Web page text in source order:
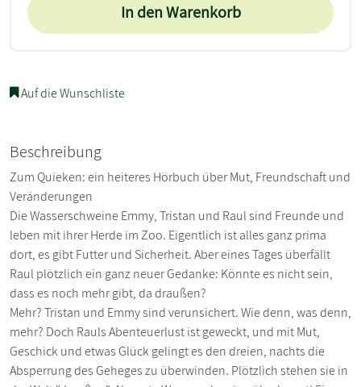
In den Warenkorb
Auf die Wunschliste
Beschreibung
Zum Quieken: ein heiteres Hörbuch über Mut, Freundschaft und
Veränderungen
Die Wasserschweine Emmy, Tristan und Raul sind Freunde und
leben mit ihrer Herde im Zoo. Eigentlich ist alles ganz prima
dort, es gibt Futter und Sicherheit. Aber eines Tages überfällt
Raul plötzlich ein ganz neuer Gedanke: Könnte es nicht sein,
dass es noch mehr gibt, da draußen?
Mehr? Tristan und Emmy sind verunsichert. Wie denn, was denn,
mehr? Doch Rauls Abenteuerlust ist geweckt, und mit Mut,
Geschick und etwas Glück gelingt es den dreien, nachts die
Absperrung des Geheges zu überwinden. Plötzlich stehen sie in